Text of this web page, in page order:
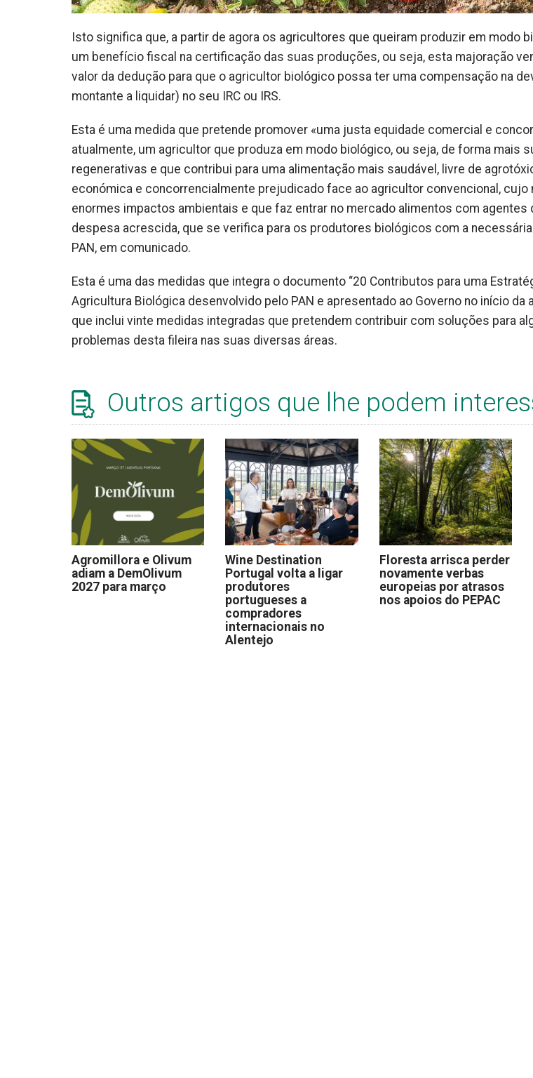
Isto significa que, a partir de agora os agricultores que queiram produzir em modo
um benefício fiscal na certificação das suas produções, ou seja, esta majoração
valor da dedução para que o agricultor biológico possa ter uma compensação na
montante a liquidar) no seu IRC ou IRS.
Esta é uma medida que pretende promover «uma justa equidade comercial e
atualmente, um agricultor que produza em modo biológico, ou seja, de forma mais
regenerativas e que contribui para uma alimentação mais saudável, livre de
económica e concorrencialmente prejudicado face ao agricultor convencional, cujo
enormes impactos ambientais e que faz entrar no mercado alimentos com agentes
despesa acrescida, que se verifica para os produtores biológicos com a
PAN, em comunicado.
Esta é uma das medidas que integra o documento “20 Contributos para uma
Agricultura Biológica desenvolvido pelo PAN e apresentado ao Governo no início da
que inclui vinte medidas integradas que pretendem contribuir com soluções para
problemas desta fileira nas suas diversas áreas.
Outros artigos que lhe podem
Agromillora e Olivum
adiam a DemOlivum
2027 para março
Wine Destination
Portugal volta a ligar
produtores
portugueses a
compradores
internacionais no
Alentejo
Floresta arrisca perder
novamente verbas
europeias por atrasos
nos apoios do PEPAC